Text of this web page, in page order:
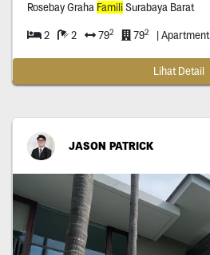
Rosebay Graha FamiliSurabaya Barat
2 2 792 792 | Apartment
Lihat Detail
JASON PATRICK